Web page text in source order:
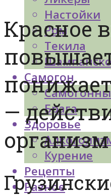
Настойки
Ром
Текила
Самогон
Брага
Здоровье
Курение
Рецепты
Разное
Красное
—
организм